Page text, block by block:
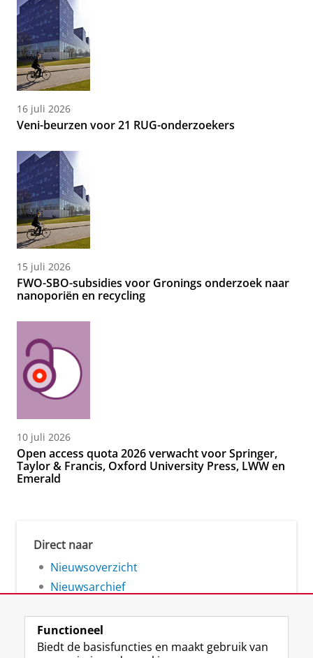
16 juli 2026
Veni-beurzen voor 21 RUG-onderzoekers
15 juli 2026
FWO-SBO-subsidies voor Gronings onderzoek naar
nanoporiën en recycling
10 juli 2026
Open access quota 2026 verwacht voor Springer,
Taylor & Francis, Oxford University Press, LWW en
Emerald
Direct naar
Nieuwsoverzicht
Nieuwsarchief
Functioneel
Biedt de basisfuncties en maakt gebruik van